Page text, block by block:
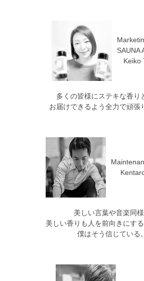
SAUNA
Keiko
多くの皆様にステキな香り
お届けできるよう全力で頑張
美しい言葉や音楽同様
美しい香りも人を前向きにする
僕はそう信じている。